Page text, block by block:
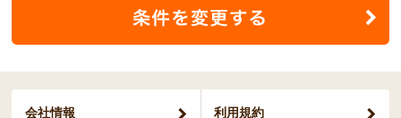
会社情報 利用規約